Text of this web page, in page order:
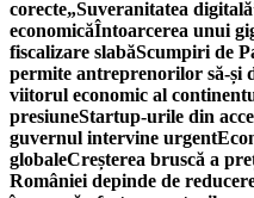
corecte„Suveranitatea
economicăÎntoarcerea unui
fiscalizare slabăScumpiri de
permite antreprenorilor să-și
viitorul economic al
presiuneStartup-urile din
guvernul intervine urgent
globaleCreșterea bruscă a
României depinde de